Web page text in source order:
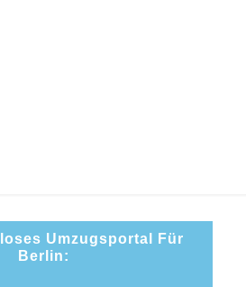
Umzugsportal Für
Berlin: